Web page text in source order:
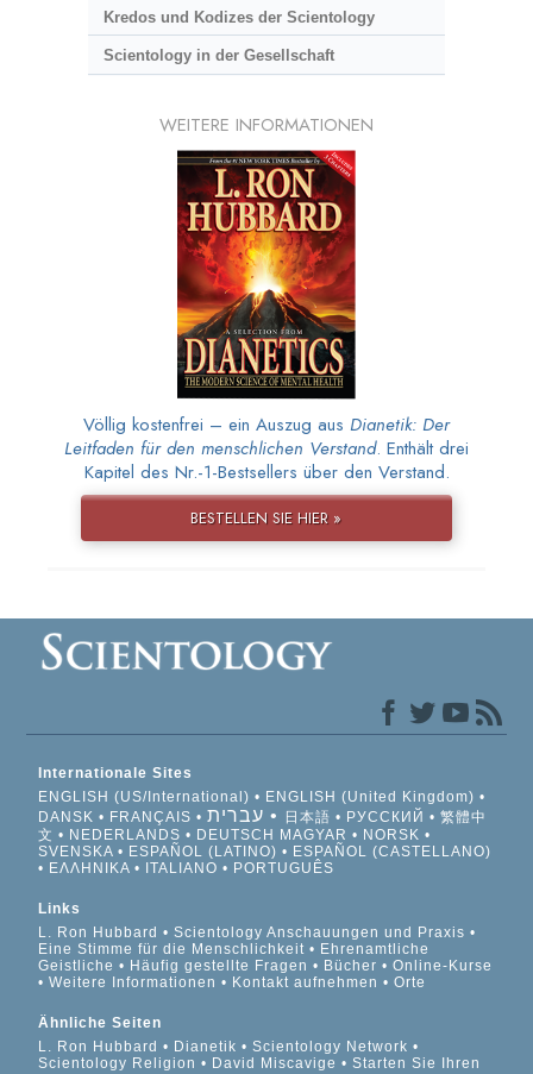
Kredos und Kodizes der Scientology
Scientology in der Gesellschaft
WEITERE INFORMATIONEN
Völlig kostenfrei – ein Auszug aus Dianetik: Der
Leitfaden für den menschlichen Verstand. Enthält drei
Kapitel des Nr.-1-Bestsellers über den Verstand.
BESTELLEN SIE HIER »
Internationale Sites
ENGLISH (US/International)
ENGLISH (United Kingdom)
DANSK
FRANÇAIS עברית 日本語 РУССКИЙ
繁體中
文
NEDERLANDS DEUTSCH MAGYAR
NORSK
SVENSKA
ESPAÑOL (LATINO)
ESPAÑOL (CASTELLANO)
ΕΛΛΗΝΙΚA
ITALIANO PORTUGUÊS
Links
L. Ron Hubbard
Scientology Anschauungen und Praxis
Eine Stimme für die Menschlichkeit
Ehrenamtliche
Geistliche
Häufig gestellte Fragen Bücher
Online-Kurse
Weitere Informationen
Kontakt aufnehmen Orte
Ähnliche Seiten
L. Ron Hubbard
Dianetik
Scientology Network
Scientology Religion
David Miscavige
Starten Sie Ihren